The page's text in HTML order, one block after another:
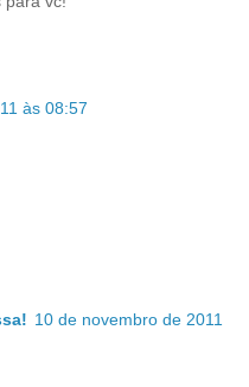
às 08:57
10 de novembro de 2011